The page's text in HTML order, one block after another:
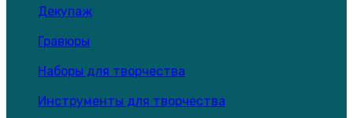
Декупаж
Гравюры
Наборы для творчества
Инструменты для творчества